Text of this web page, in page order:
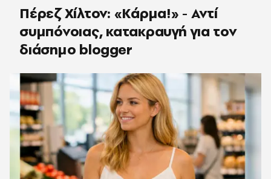
Πέρεζ Χίλτον: «Κάρμα!» - Αντί
συμπόνοιας, κατακραυγή για τον
διάσημο blogger